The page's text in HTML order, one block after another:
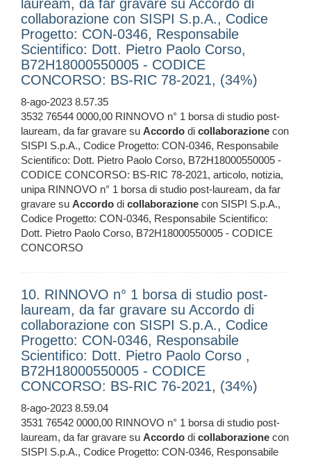
lauream, da far gravare su Accordo di
collaborazione con SISPI S.p.A., Codice
Progetto: CON-0346, Responsabile
Scientifico: Dott. Pietro Paolo Corso,
B72H18000550005 - CODICE
CONCORSO: BS-RIC 78-2021, (34%)
8-ago-2023 8.57.35
3532 76544 0000,00 RINNOVO n° 1 borsa di studio post-
lauream, da far gravare su Accordo di collaborazione con
SISPI S.p.A., Codice Progetto: CON-0346, Responsabile
Scientifico: Dott. Pietro Paolo Corso, B72H18000550005 -
CODICE CONCORSO: BS-RIC 78-2021, articolo, notizia,
unipa RINNOVO n° 1 borsa di studio post-lauream, da far
gravare su Accordo di collaborazione con SISPI S.p.A.,
Codice Progetto: CON-0346, Responsabile Scientifico:
Dott. Pietro Paolo Corso, B72H18000550005 - CODICE
CONCORSO
10. RINNOVO n° 1 borsa di studio post-
lauream, da far gravare su Accordo di
collaborazione con SISPI S.p.A., Codice
Progetto: CON-0346, Responsabile
Scientifico: Dott. Pietro Paolo Corso ,
B72H18000550005 - CODICE
CONCORSO: BS-RIC 76-2021, (34%)
8-ago-2023 8.59.04
3531 76542 0000,00 RINNOVO n° 1 borsa di studio post-
lauream, da far gravare su Accordo di collaborazione con
SISPI S.p.A., Codice Progetto: CON-0346, Responsabile